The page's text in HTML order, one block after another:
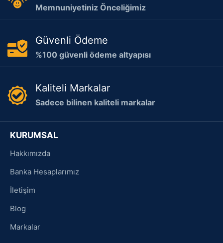
Memnuniyetiniz Önceliğimiz
Güvenli Ödeme
%100 güvenli ödeme altyapısı
Kaliteli Markalar
Sadece bilinen kaliteli markalar
KURUMSAL
Hakkımızda
Banka Hesaplarımız
İletişim
Blog
Markalar